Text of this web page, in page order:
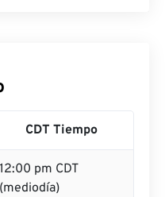
CDT Tiempo
12:00 pm CDT
(mediodía)